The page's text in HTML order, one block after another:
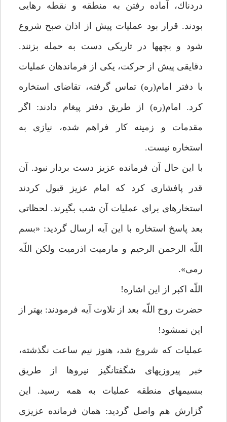
دردناك، آماده رفتن به منطقه و نقطه رهايى
بودند. قرار بود عمليات پيش از اذان صبح شروع
شود و بچه‏ها در تاريكى دست به حمله بزنند.
دقايقى پيش از حركت، يكى از فرماندهان عمليات
با دفتر امام(ره) تماس گرفته، تقاضاى استخاره
كرد. امام(ره) از طريق دفتر پيغام دادند: اگر
مقدمات و زمينه كار فراهم شده، نيازى به
استخاره نيست.
با اين حال آن فرمانده عزيز دست بردار نبود. آن
قدر پافشارى كرد كه امام عزيز قبول كردند
استخاره‏اى براى عمليات آن شب بگيرند. لحظاتى
بعد پاسخ استخاره با اين آيه ارسال گرديد: «بسم
اللّه الرحمن الرحيم و مارميت اذرميت ولكن اللّه
رمى».
اللّه اكبر از اين اشاره!
حضرت روح اللّه بعد از تلاوت آيه فرمودند: بهتر از
اين نمى‏شود!
عمليات كه شروع شد، هنوز نيم ساعت نگذشته،
خبر پيروزيهاى شگفت‏انگيز نيروها از طريق
بى‏سيم‏هاى منطقه عمليات به همه رسيد. اين
گزارش هم واصل گرديد: همان فرمانده عزيزى